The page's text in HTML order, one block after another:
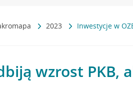
2023 Inwestycje w
wzrost PKB,